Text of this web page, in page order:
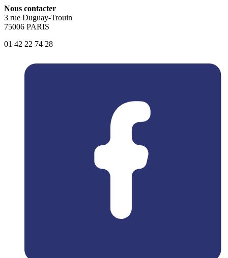
Nous contacter
3 rue Duguay-Trouin
75006 PARIS
01 42 22 74 28